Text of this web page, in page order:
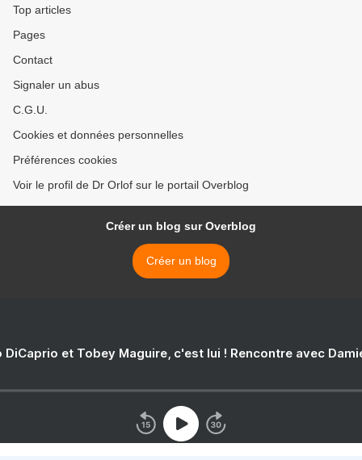
Top articles
Pages
Contact
Signaler un abus
C.G.U.
Cookies et données personnelles
Préférences cookies
Voir le profil de Dr Orlof sur le portail Overblog
Créer un blog sur Overblog
Créer un blog
DiCaprio et Tobey Maguire, c'est lui ! Rencontre avec